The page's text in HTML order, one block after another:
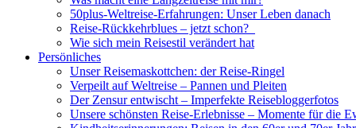
50plus-Weltreise-Erfahrungen: Unser Leben danach
Reise-Rückkehrblues – jetzt schon?
Wie sich mein Reisestil verändert hat
Persönliches
Unser Reisemaskottchen: der Reise-Ringel
Verpeilt auf Weltreise – Pannen und Pleiten
Der Zensur entwischt – Imperfekte Reisebloggerfotos
Unsere schönsten Reise-Erlebnisse – Momente für die